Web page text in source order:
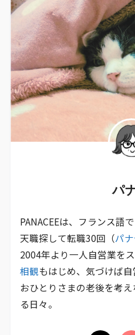
パ
PANACEEは、フランス語
天職探して転職30回（パ
2004年より一人自営業を
相観もはじめ、気づけば自
おひとりさまの老後を考
る日々。